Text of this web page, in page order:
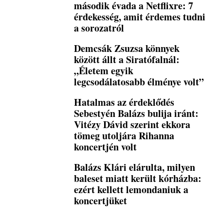
második évada a Netflixre: 7
érdekesség, amit érdemes tudni
a sorozatról
Demcsák Zsuzsa könnyek
között állt a Siratófalnál:
„Életem egyik
legcsodálatosabb élménye volt”
Hatalmas az érdeklődés
Sebestyén Balázs bulija iránt:
Vitézy Dávid szerint ekkora
tömeg utoljára Rihanna
koncertjén volt
Balázs Klári elárulta, milyen
baleset miatt került kórházba:
ezért kellett lemondaniuk a
koncertjüket